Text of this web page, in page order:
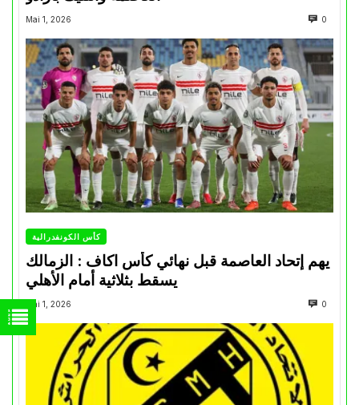
Mai 1, 2026 0
كأس الكونفدرالية
يهم إتحاد العاصمة قبل نهائي كأس اكاف : الزمالك
Mai 1, 2026 0